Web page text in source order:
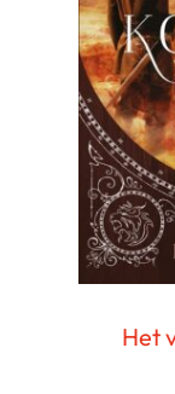
Het